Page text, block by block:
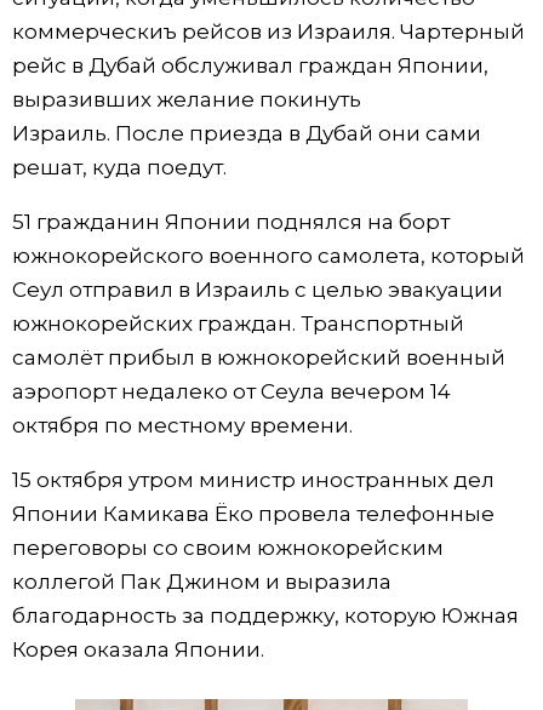
Жизнь
Технологии
От редакции
коммерческиъ рейсов из Израиля. Чартерный
рейс в Дубай обслуживал граждан Японии,
выразивших желание покинуть
Израиль. После приезда в Дубай они сами
решат, куда поедут.
51 гражданин Японии поднялся на борт
южнокорейского военного самолета, который
Сеул отправил в Израиль с целью эвакуации
южнокорейских граждан. Транспортный
самолёт прибыл в южнокорейский военный
аэропорт недалеко от Сеула вечером 14
октября по местному времени.
15 октября утром министр иностранных дел
Японии Камикава Ёко провела телефонные
переговоры со своим южнокорейским
коллегой Пак Джином и выразила
благодарность за поддержку, которую Южная
Корея оказала Японии.